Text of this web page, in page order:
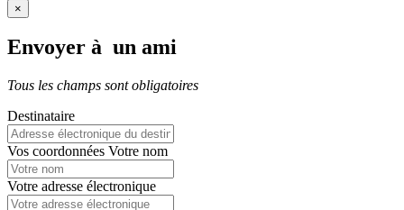
×
Envoyer à un ami
Tous les champs sont obligatoires
Destinataire
Vos coordonnées Votre nom
Votre adresse électronique